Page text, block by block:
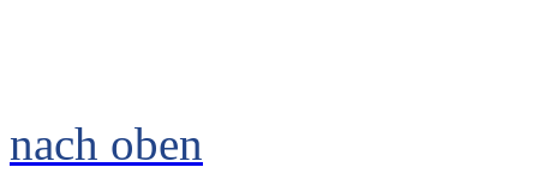
nach oben